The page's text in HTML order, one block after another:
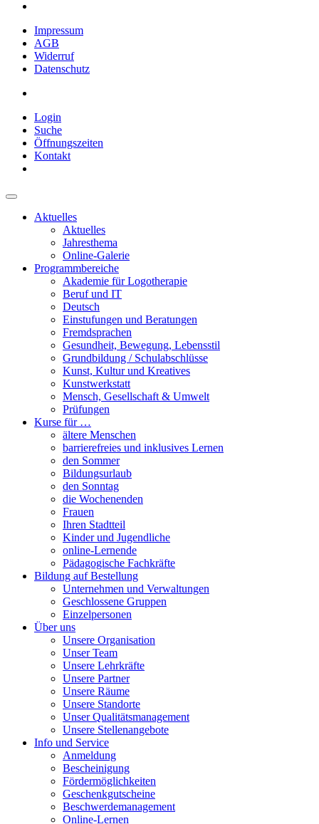
Impressum
AGB
Widerruf
Datenschutz
Login
Suche
Öffnungszeiten
Kontakt
Aktuelles
Aktuelles
Jahresthema
Online-Galerie
Programmbereiche
Akademie für Logotherapie
Beruf und IT
Deutsch
Einstufungen und Beratungen
Fremdsprachen
Gesundheit, Bewegung, Lebensstil
Grundbildung / Schulabschlüsse
Kunst, Kultur und Kreatives
Kunstwerkstatt
Mensch, Gesellschaft & Umwelt
Prüfungen
Kurse für …
ältere Menschen
barrierefreies und inklusives Lernen
den Sommer
Bildungsurlaub
den Sonntag
die Wochenenden
Frauen
Ihren Stadtteil
Kinder und Jugendliche
online-Lernende
Pädagogische Fachkräfte
Bildung auf Bestellung
Unternehmen und Verwaltungen
Geschlossene Gruppen
Einzelpersonen
Über uns
Unsere Organisation
Unser Team
Unsere Lehrkräfte
Unsere Partner
Unsere Räume
Unsere Standorte
Unser Qualitätsmanagement
Unsere Stellenangebote
Info und Service
Anmeldung
Bescheinigung
Fördermöglichkeiten
Geschenkgutscheine
Beschwerdemanagement
Online-Lernen